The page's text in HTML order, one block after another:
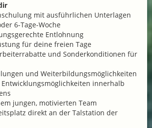
mit ausführlichen Unterlagen
6-Tage-Woche
Entlohnung
für deine freien Tage
und Sonderkonditionen für
und Weiterbildungsmöglichkeiten
innerhalb
jungen, motivierten Team
direkt an der Talstation der